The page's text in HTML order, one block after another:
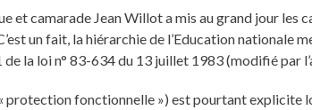
et camarade Jean Willot a mis au grand jour les
un fait, la hiérarchie de l’Education nationale
de la loi n° 83-634 du 13 juillet 1983 (modifié par
protection fonctionnelle ») est pourtant explicite